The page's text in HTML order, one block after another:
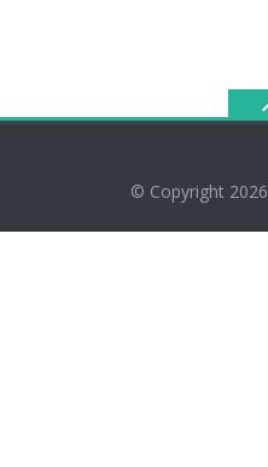
© Copyright 2026